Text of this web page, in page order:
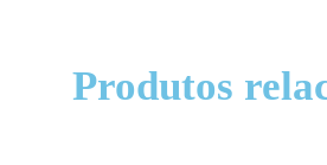
Produtos